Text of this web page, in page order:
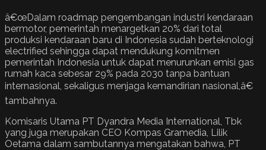
â€œDalam roadmap pengembangan industri kendaraan
bermotor, pemerintah menargetkan 20% dari total
produksi kendaraan baru di Indonesia sudah berteknologi
electrified sehingga dapat mendukung komitmen
pemerintah Indonesia untuk dapat menurunkan emisi gas
rumah kaca sebesar 29% pada 2030 tanpa bantuan
internasional, sekaligus menjaga kemandirian nasional,â€
tambahnya.
Komisaris Utama PT Dyandra Media International, Tbk
yang juga merupakan CEO Kompas Gramedia, Lilik
Oetama dalam sambutannya mengatakan bahwa, PT